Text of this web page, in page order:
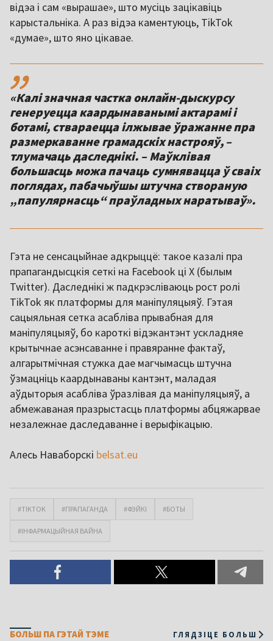
відэа і сам «вырашае», што мусіць зацікавіць
карыстальніка. А раз відэа каментуюць, TikTok
«думае», што яно цікавае.
,,
«Калі значная частка онлайн-дыскурсу
генеруецца каардынаванымі актарамі і
ботамі, ствараецца ілжывае ўражанне пра
размеркаванне грамадскіх настрояў, –
тлумачаць даследнікі. – Маўклівая
большасць можа пачаць сумнявацца ў сваіх
поглядах, пабачыўшы штучна створаную
„папулярнасць“ праўладных наратываў».
Гэта не сенсацыйнае адкрыццё: такое казалі пра
прапагандысцкія сеткі на Facebook ці X (былым
Twitter). Даследнікі ж падкрэсліваюць рост ролі
TikTok як платформы для маніпуляцыяў. Гэтая
сацыяльная сетка асабліва прывабная для
маніпуляцыяў, бо кароткі відэкантэнт ускладняе
крытычнае асэнсаванне і правяранне фактаў,
алгарытмічная стужка дае магчымасць штучна
ўзмацніць каардынаваны кантэнт, маладая
аўдыторыя асабліва ўразлівая да маніпуляцыяў, а
абмежаваная празрыстасць платформы абцяжарвае
незалежнае даследаванне і верыфікацыю.
Алесь Наваборскі belsat.eu
#TIKTOK #ПРАПАГАНДА #ФЭЙКІ #БОТЫ
#ІНФАРМАЦЫЙНАЯ ВАЙНА
БОЛЬШ ПА ГЭТАЙ ТЭМЕ ГЛЯДЗІЦЕ БОЛЬШ